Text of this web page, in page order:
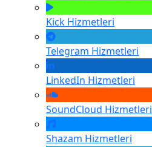
Kick Hizmetleri
Telegram Hizmetleri
LinkedIn Hizmetleri
SoundCloud Hizmetleri
Shazam Hizmetleri